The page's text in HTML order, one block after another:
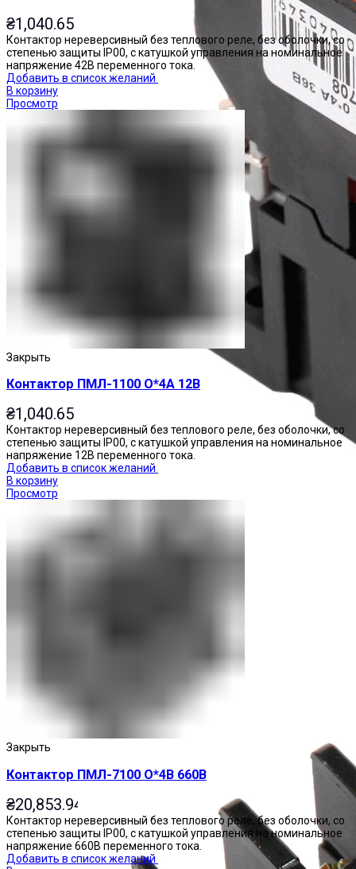
₴1,040.65
Контактор нереверсивный без теплового реле, без оболочки, со
степенью защиты IP00, с катушкой управления на номинальное
напряжение 42В переменного тока.
Добавить в список желаний
В корзину
Просмотр
Закрыть
Контактор ПМЛ-1100 О*4А 12В
₴1,040.65
Контактор нереверсивный без теплового реле, без оболочки, со
степенью защиты IP00, с катушкой управления на номинальное
напряжение 12В переменного тока.
Добавить в список желаний
В корзину
Просмотр
Закрыть
Контактор ПМЛ-7100 О*4В 660В
₴20,853.94
Контактор нереверсивный без теплового реле, без оболочки, со
степенью защиты IP00, с катушкой управления на номинальное
напряжение 660В переменного тока.
Добавить в список желаний